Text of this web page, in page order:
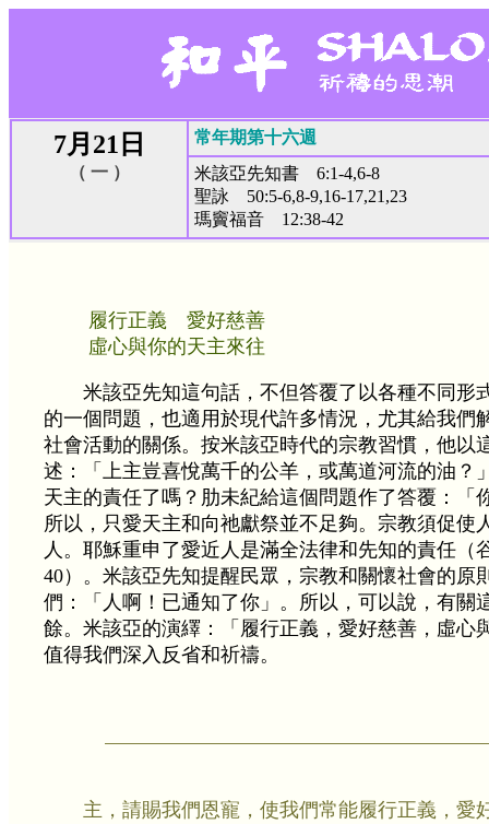
7月21日
（ 一 ）
常年期第十六週
米該亞先知書 6:1-4,6-8
聖詠 50:5-6,8-9,16-17,21,23
瑪竇福音 12:38-42
履行正義 愛好慈善
虛心與你的天主來往
米該亞先知這句話，不但答覆了以各種不同形
的一個問題，也適用於現代許多情況，尤其給我們
社會活動的關係。按米該亞時代的宗教習慣，他以
述：「上主豈喜悅萬千的公羊，或萬道河流的油？
天主的責任了嗎？肋未紀給這個問題作了答覆：「
所以，只愛天主和向祂獻祭並不足夠。宗教須促使
人。耶穌重申了愛近人是滿全法律和先知的責任（
40）。米該亞先知提醒民眾，宗教和關懷社會的原
們：「人啊！已通知了你」。所以，可以說，有關
餘。米該亞的演繹：「履行正義，愛好慈善，虛心
值得我們深入反省和祈禱。
主，請賜我們恩寵，使我們常能履行正義，愛